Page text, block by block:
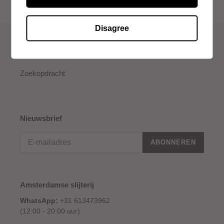
Zoekopdracht
Nieuwsbrief
ABONNEREN
Amsterdamse slijterij
WhatsApp: +31 613473962
(12:00 - 20:00 uur)
Disagree